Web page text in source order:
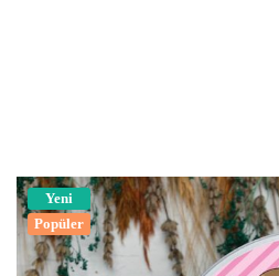
Yeni
Popüler